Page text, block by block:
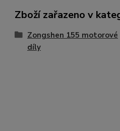
Zboží zařazeno v
Zongshen 155 motorové
díly